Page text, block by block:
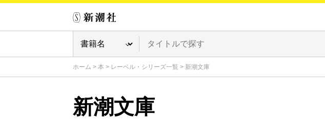
ホーム > 本 > レーベル・シリーズ一覧 > 新潮文庫
新潮文庫